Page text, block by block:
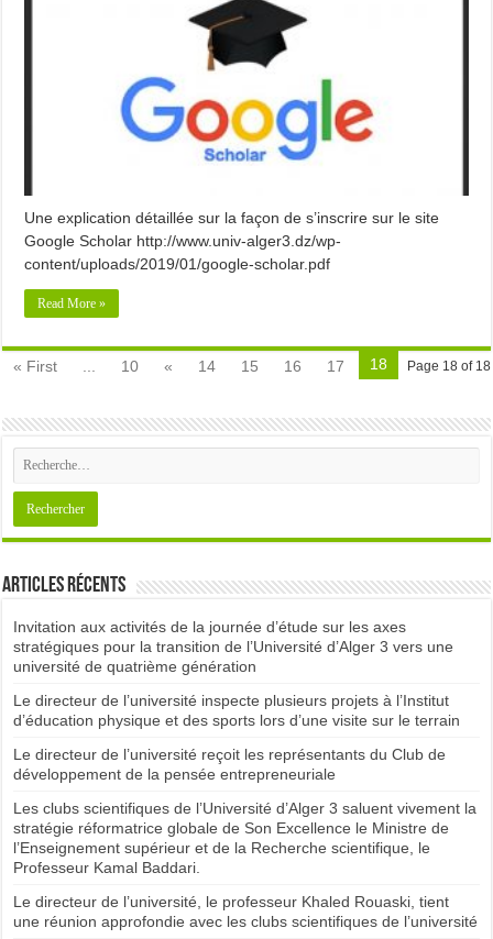
Une explication détaillée sur la façon de s’inscrire sur le site
Google Scholar http://www.univ-alger3.dz/wp-
content/uploads/2019/01/google-scholar.pdf
Read More »
Page 18 of 18
« First 10 « 14 15 16 17 18
Articles récents
Invitation aux activités de la journée d’étude sur les axes
stratégiques pour la transition de l’Université d’Alger 3 vers une
université de quatrième génération
Le directeur de l’université inspecte plusieurs projets à l’Institut
d’éducation physique et des sports lors d’une visite sur le terrain
Le directeur de l’université reçoit les représentants du Club de
développement de la pensée entrepreneuriale
Les clubs scientifiques de l’Université d’Alger 3 saluent vivement la
stratégie réformatrice globale de Son Excellence le Ministre de
l’Enseignement supérieur et de la Recherche scientifique, le
Professeur Kamal Baddari.
Le directeur de l’université, le professeur Khaled Rouaski, tient
une réunion approfondie avec les clubs scientifiques de l’université